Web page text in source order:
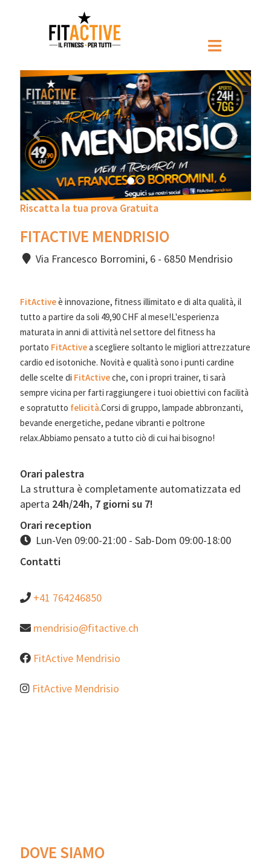
Prec Pross
Riscatta la tua prova Gratuita
FITACTIVE MENDRISIO
Via Francesco Borromini, 6 - 6850 Mendrisio
FitActiveè innovazione, fitness illimitato e di alta qualità, il
tutto a partire da soli 49,90 CHF al mese!L'esperienza
maturata in anni di attività nel settore del fitness ha
portato FitActivea scegliere soltanto le migliori attrezzature
cardio ed isotoniche. Novità e qualità sono i punti cardine
delle scelte di FitActiveche, con i propri trainer, ti sarà
sempre vicina per farti raggiungere i tuoi obiettivi con facilità
e sopratutto felicità.Corsi di gruppo, lampade abbronzanti,
bevande energetiche, pedane vibranti e poltrone
relax.Abbiamo pensato a tutto ciò di cui hai bisogno!
Orari palestra
La struttura è completamente automatizzata ed
aperta 24h/24h, 7 giorni su 7!
Orari reception
Lun-Ven 09:00-21:00 - Sab-Dom 09:00-18:00
Contatti
+41 764246850
mendrisio@fitactive.ch
FitActive Mendrisio
FitActive Mendrisio
DOVE SIAMO